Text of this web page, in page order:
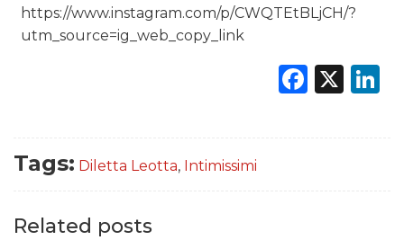
https://www.instagram.com/p/CWQTEtBLjCH/?
utm_source=ig_web_copy_link
X
Tags: Diletta Leotta, Intimissimi
Related posts